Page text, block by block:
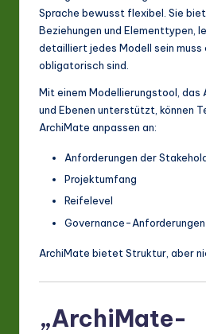
Sprache bewusst flexibel. Sie
Beziehungen und Elementtypen,
detailliert jedes Modell sein
obligatorisch sind.
Mit einem Modellierungstool, das
und Ebenen unterstützt, können
ArchiMate anpassen an:
Anforderungen der
Projektumfang
Reifelevel
Governance-Anforderungen
ArchiMate bietet Struktur, aber
„ArchiMate-